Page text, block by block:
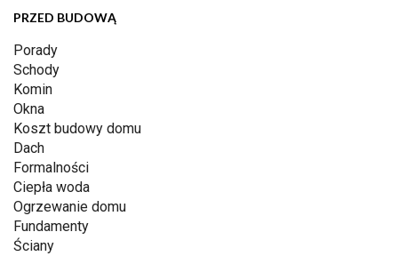
PRZED BUDOWĄ
Porady
Schody
Komin
Okna
Koszt budowy domu
Dach
Formalności
Ciepła woda
Ogrzewanie domu
Fundamenty
Ściany